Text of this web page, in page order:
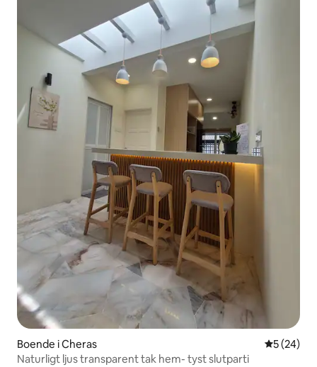
Boende i Cheras 5 av 5 i
5 (24)
Naturligt ljus transparent tak hem- tyst slutparti